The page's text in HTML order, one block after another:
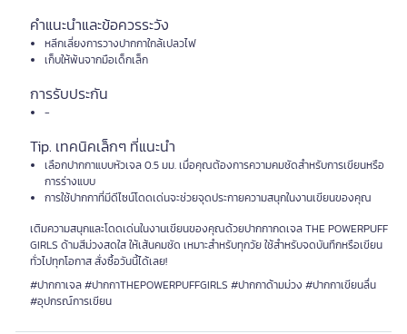
คำแนะนำและข้อควรระวัง
หลีกเลี่ยงการวางปากกาใกล้เปลวไฟ
เก็บให้พ้นจากมือเด็กเล็ก
การรับประกัน
-
Tip. เทคนิคเล็กๆ ที่แนะนำ
เลือกปากกาแบบหัวเจล 0.5 มม. เมื่อคุณต้องการความคมชัดสำหรับการเขียนหรือ
การร่างแบบ
การใช้ปากกาที่มีดีไซน์โดดเด่นจะช่วยจุดประกายความสนุกในงานเขียนของคุณ
เติมความสนุกและโดดเด่นในงานเขียนของคุณด้วยปากกากดเจล THE POWERPUFF
GIRLS ด้ามสีม่วงสดใส ให้เส้นคมชัด เหมาะสำหรับทุกวัย ใช้สำหรับจดบันทึกหรือเขียน
ทั่วไปทุกโอกาส สั่งซื้อวันนี้ได้เลย!
#ปากกาเจล #ปากกาTHEPOWERPUFFGIRLS #ปากกาด้ามม่วง #ปากกาเขียนลื่น
#อุปกรณ์การเขียน